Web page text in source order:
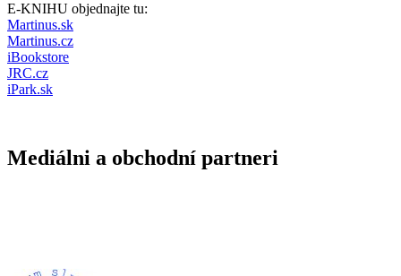
E-KNIHU objednajte tu:
Martinus.sk
Martinus.cz
iBookstore
JRC.cz
iPark.sk
Mediálni a obchodní partneri